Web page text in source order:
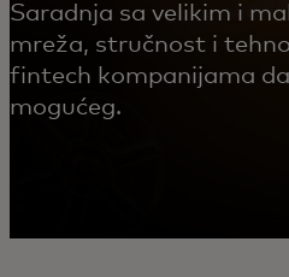
Saradnja sa velikim i
mreža, stručnost i
fintech kompanijama
mogućeg.